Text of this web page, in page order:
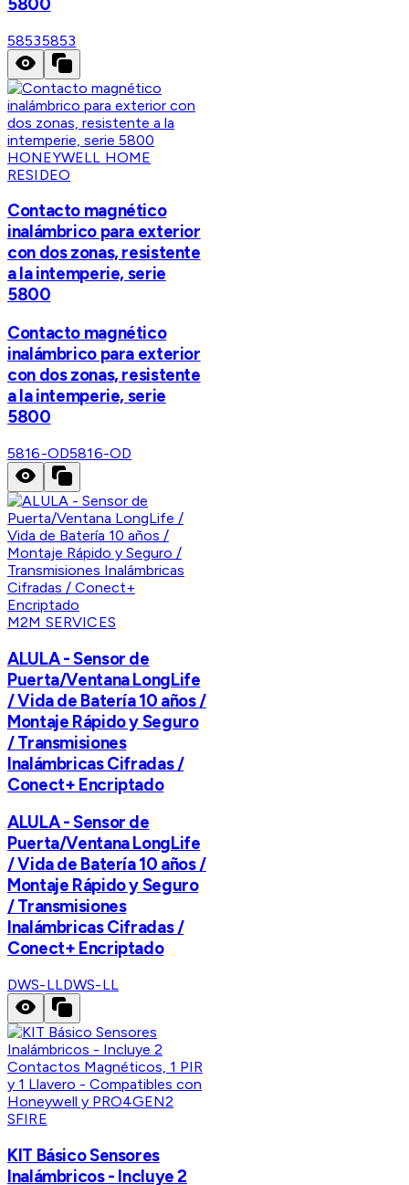
58535853
HONEYWELL HOME
RESIDEO
Contacto magnético
inalámbrico para exterior
con dos zonas, resistente
a la intemperie, serie
5800
Contacto magnético
inalámbrico para exterior
con dos zonas, resistente
a la intemperie, serie
5800
5816-OD5816-OD
M2M SERVICES
ALULA - Sensor de
Puerta/Ventana LongLife
/ Vida de Batería 10 años /
Montaje Rápido y Seguro
/ Transmisiones
Inalámbricas Cifradas /
Conect+ Encriptado
ALULA - Sensor de
Puerta/Ventana LongLife
/ Vida de Batería 10 años /
Montaje Rápido y Seguro
/ Transmisiones
Inalámbricas Cifradas /
Conect+ Encriptado
DWS-LLDWS-LL
SFIRE
KIT Básico Sensores
Inalámbricos - Incluye 2